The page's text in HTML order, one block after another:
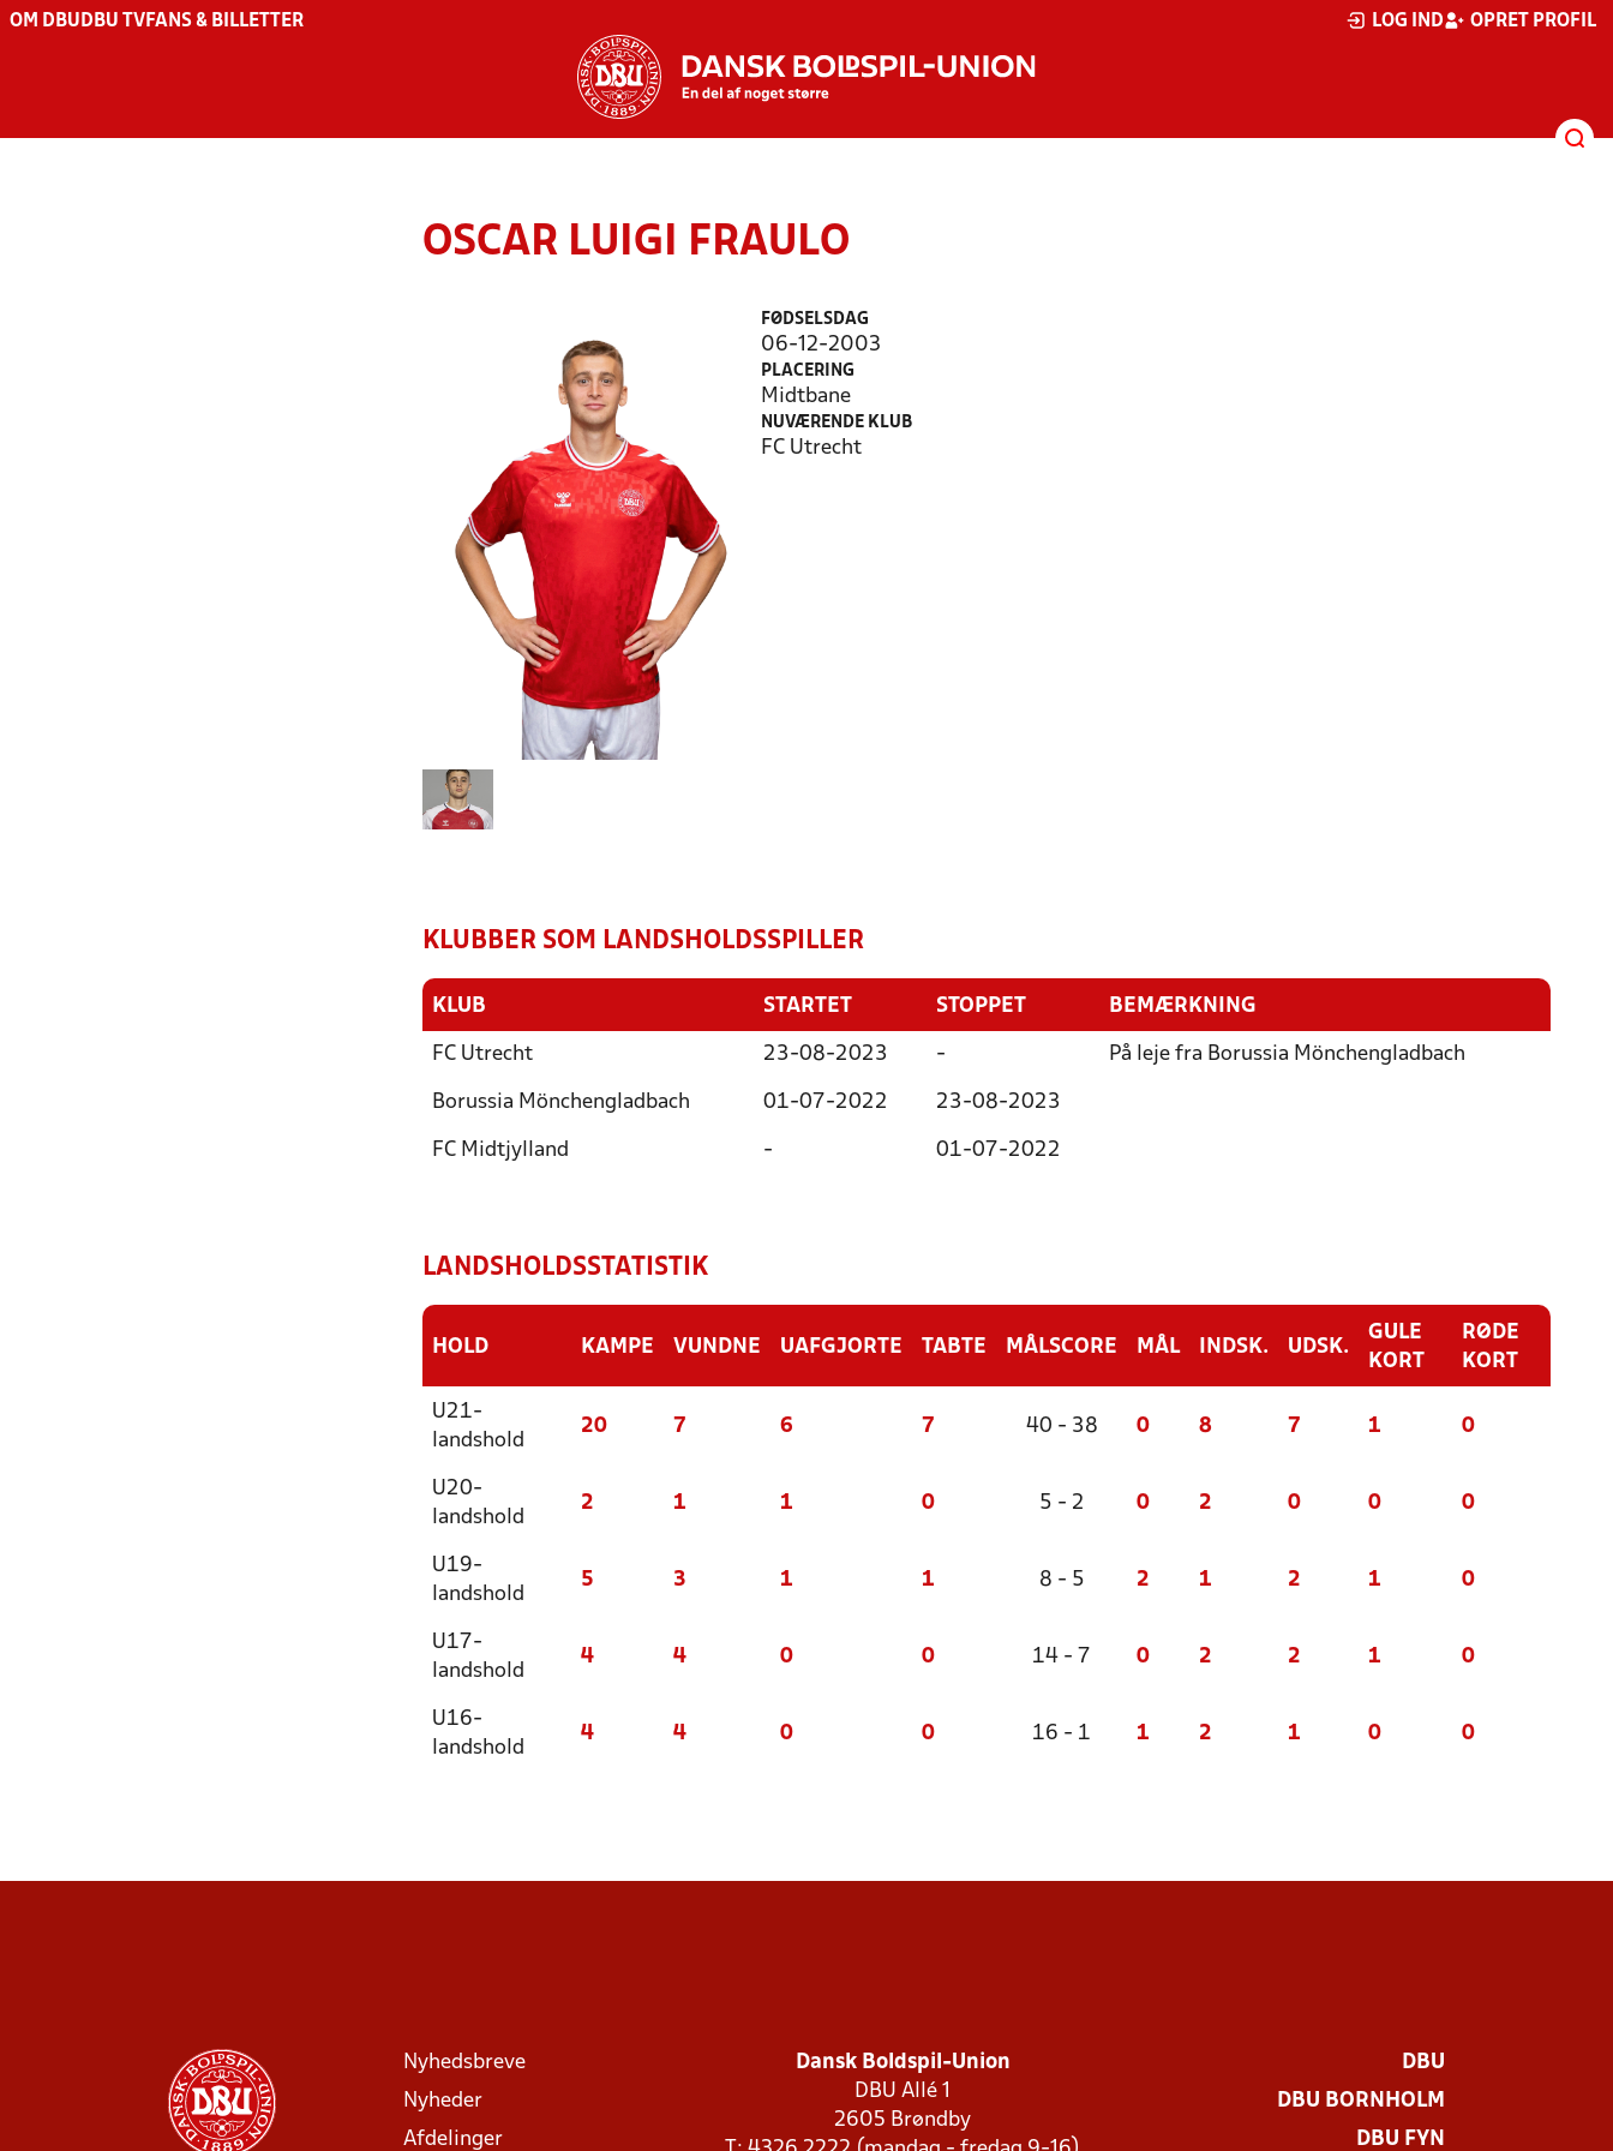
OM DBU DBU TV FANS & BILLETTER LOG IND OPRET PROFIL
OSCAR LUIGI FRAULO
FØDSELSDAG
06-12-2003
PLACERING
Midtbane
NUVÆRENDE KLUB
FC Utrecht
KLUBBER SOM LANDSHOLDSSPILLER
KLUB STARTET STOPPET BEMÆRKNING
FC Utrecht 23-08-2023 - På leje fra Borussia Mönchengladbach
Borussia Mönchengladbach 01-07-2022 23-08-2023
FC Midtjylland - 01-07-2022
LANDSHOLDSSTATISTIK
HOLD KAMPE VUNDNE UAFGJORTE TABTE MÅLSCORE MÅL INDSK. UDSK.
GULE
KORT
RØDE
KORT
U21-
landshold
20 7 6 7 40 - 38 0 8 7 1 0
U20-
landshold
2 1 1 0 5 - 2 0 2 0 0 0
U19-
landshold
5 3 1 1 8 - 5 2 1 2 1 0
U17-
landshold
4 4 0 0 14 - 7 0 2 2 1 0
U16-
landshold
4 4 0 0 16 - 1 1 2 1 0 0
Nyhedsbreve
Nyheder
Afdelinger
Dansk Boldspil-Union
DBU Allé 1
2605 Brøndby
DBU
DBU BORNHOLM
DBU FYN